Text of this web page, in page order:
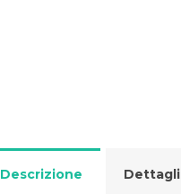
Descrizione